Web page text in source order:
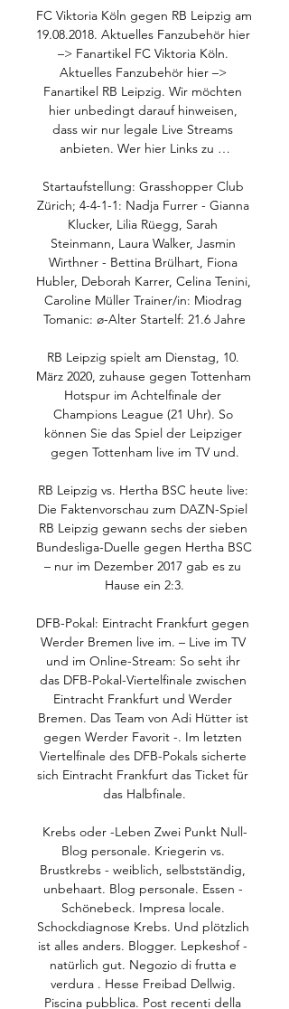
FC Viktoria Köln gegen RB Leipzig am
19.08.2018. Aktuelles Fanzubehör hier
–> Fanartikel FC Viktoria Köln.
Aktuelles Fanzubehör hier –>
Fanartikel RB Leipzig. Wir möchten
hier unbedingt darauf hinweisen,
dass wir nur legale Live Streams
anbieten. Wer hier Links zu …
Startaufstellung: Grasshopper Club
Zürich; 4-4-1-1: Nadja Furrer - Gianna
Klucker, Lilia Rüegg, Sarah
Steinmann, Laura Walker, Jasmin
Wirthner - Bettina Brülhart, Fiona
Hubler, Deborah Karrer, Celina Tenini,
Caroline Müller Trainer/in: Miodrag
Tomanic: ø-Alter Startelf: 21.6 Jahre
RB Leipzig spielt am Dienstag, 10.
März 2020, zuhause gegen Tottenham
Hotspur im Achtelfinale der
Champions League (21 Uhr). So
können Sie das Spiel der Leipziger
gegen Tottenham live im TV und.
RB Leipzig vs. Hertha BSC heute live:
Die Faktenvorschau zum DAZN-Spiel
RB Leipzig gewann sechs der sieben
Bundesliga-Duelle gegen Hertha BSC
– nur im Dezember 2017 gab es zu
Hause ein 2:3.
DFB-Pokal: Eintracht Frankfurt gegen
Werder Bremen live im. – Live im TV
und im Online-Stream: So seht ihr
das DFB-Pokal-Viertelfinale zwischen
Eintracht Frankfurt und Werder
Bremen. Das Team von Adi Hütter ist
gegen Werder Favorit -. Im letzten
Viertelfinale des DFB-Pokals sicherte
sich Eintracht Frankfurt das Ticket für
das Halbfinale.
Krebs oder -Leben Zwei Punkt Null-
Blog personale. Kriegerin vs.
Brustkrebs - weiblich, selbstständig,
unbehaart. Blog personale. Essen -
Schönebeck. Impresa locale.
Schockdiagnose Krebs. Und plötzlich
ist alles anders. Blogger. Lepkeshof -
natürlich gut. Negozio di frutta e
verdura . Hesse Freibad Dellwig.
Piscina pubblica. Post recenti della